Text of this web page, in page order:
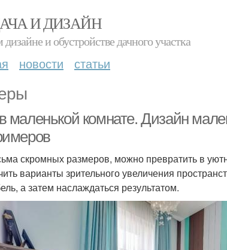
И ДИЗАЙН
и обустройстве дачного участка
новости статьи
маленькой комнате. Дизайн
скромных размеров, можно превратить в
варианты зрительного увеличения
а затем наслаждаться результатом.